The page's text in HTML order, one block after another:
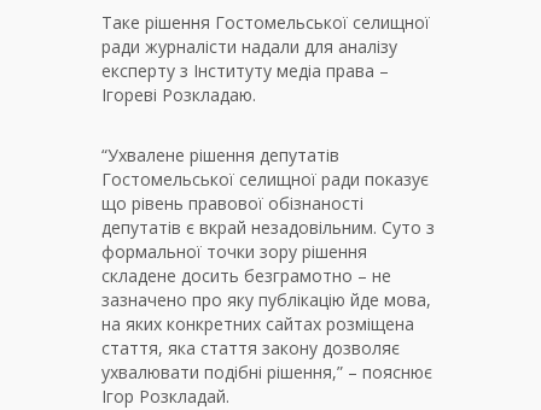
Таке рішення Гостомельської селищної
ради журналісти надали для аналізу
експерту з Інституту медіа права –
Ігореві Розкладаю.
“Ухвалене рішення депутатів
Гостомельської селищної ради показує
що рівень правової обізнаності
депутатів є вкрай незадовільним. Суто з
формальної точки зору рішення
складене досить безграмотно – не
зазначено про яку публікацію йде мова,
на яких конкретних сайтах розміщена
стаття, яка стаття закону дозволяє
ухвалювати подібні рішення,” – пояснює
Ігор Розкладай.